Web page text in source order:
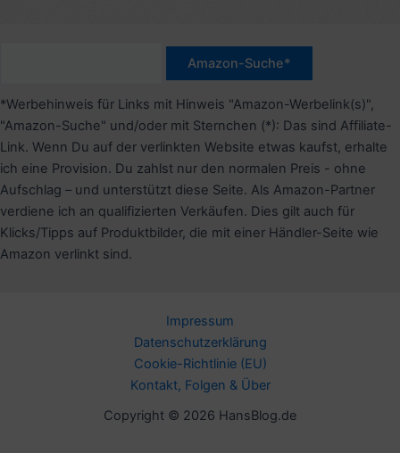
*Werbehinweis für Links mit Hinweis "Amazon-Werbelink(s)",
"Amazon-Suche" und/oder mit Sternchen (*): Das sind Affiliate-
Link. Wenn Du auf der verlinkten Website etwas kaufst, erhalte
ich eine Provision. Du zahlst nur den normalen Preis - ohne
Aufschlag – und unterstützt diese Seite. Als Amazon-Partner
verdiene ich an qualifizierten Verkäufen. Dies gilt auch für
Klicks/Tipps auf Produktbilder, die mit einer Händler-Seite wie
Amazon verlinkt sind.
Impressum
Datenschutzerklärung
Cookie-Richtlinie (EU)
Kontakt, Folgen & Über
Copyright © 2026 HansBlog.de